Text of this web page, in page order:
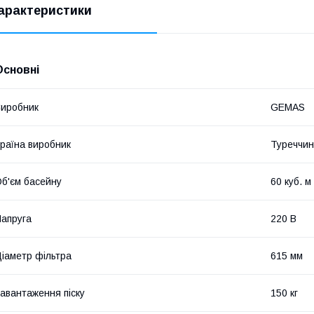
GEMAS
виробник
басейну 60 куб. м
220 В
фільтра 615 мм
піску 150 кг